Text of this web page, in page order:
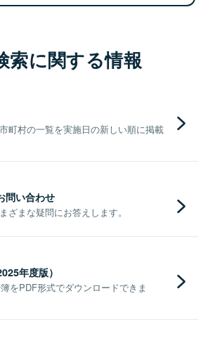
索に関する情報
町村の一覧を実施日の新しい順に掲載
問い合わせ
ざまな疑問にお答えします。
年度版）
をPDF形式でダウンロードできま